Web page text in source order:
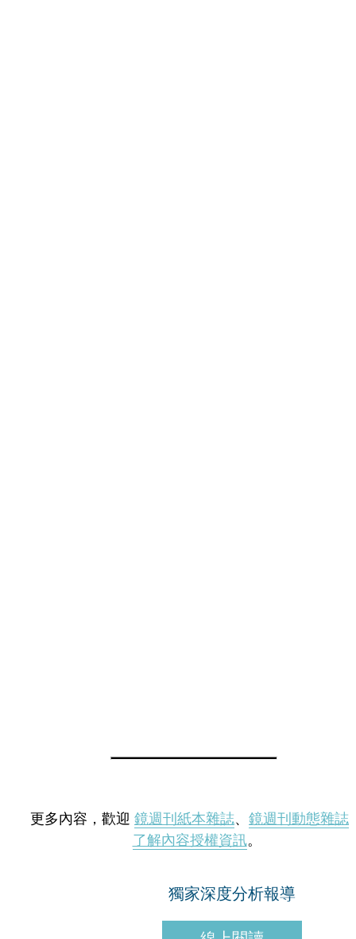
更多內容，歡迎 鏡週刊紙本雜誌、 鏡週刊動態雜誌
了解內容授權資訊。
獨家深度分析報導